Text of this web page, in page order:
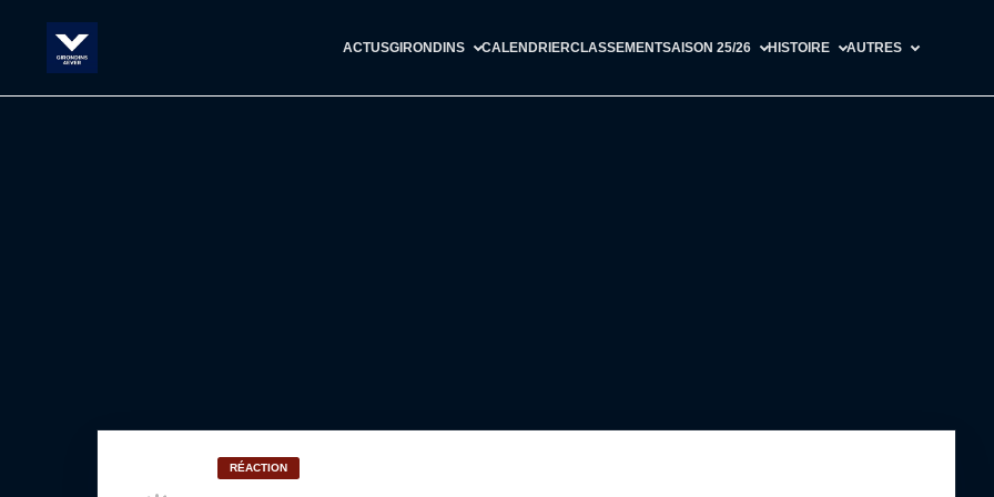
ACTUSGIRONDINS CALENDRIERCLASSEMENTSAISON 25/26 HISTOIRE AUTRES
RÉACTION